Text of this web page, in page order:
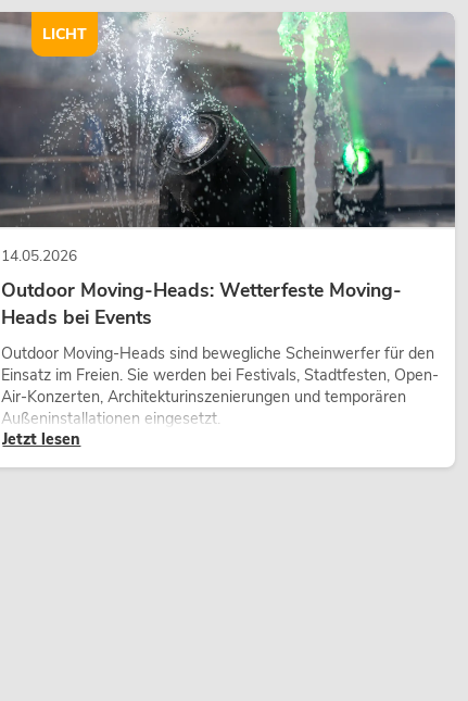
14.05.2026
Outdoor Moving-Heads: Wetterfeste Moving-
Heads bei Events
Outdoor Moving-Heads sind bewegliche Scheinwerfer für den
Einsatz im Freien. Sie werden bei Festivals, Stadtfesten, Open-
Air-Konzerten, Architekturinszenierungen und temporären
Außeninstallationen eingesetzt.
Jetzt lesen
LICHT